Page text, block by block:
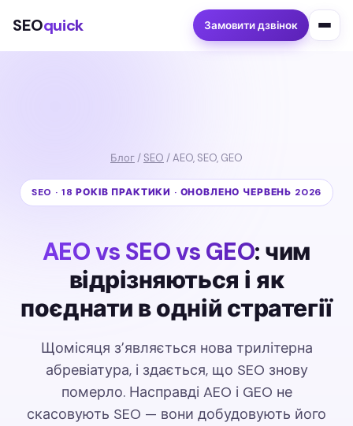
SEOquick Замовити дзвінок
Блог / SEO / AEO, SEO, GEO
SEO · 18 РОКІВ ПРАКТИКИ · ОНОВЛЕНО ЧЕРВЕНЬ 2026
AEO vs SEO vs GEO: чим
відрізняються і як
поєднати в одній стратегії
Щомісяця зʼявляється нова трилітерна
абревіатура, і здається, що SEO знову
померло. Насправді AEO і GEO не
скасовують SEO — вони добудовують його